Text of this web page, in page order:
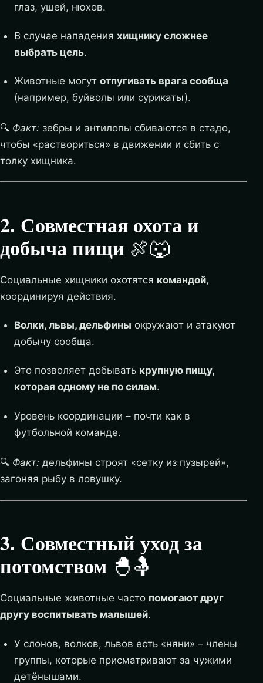
глаз, ушей, нюхов.
В случае нападения хищнику сложнее
выбрать цель.
Животные могут отпугивать врага сообща
(например, буйволы или сурикаты).
🔍 Факт: зебры и антилопы сбиваются в стадо,
чтобы «раствориться» в движении и сбить с
толку хищника.
2. Совместная охота и
добыча пищи 🍖🐺
Социальные хищники охотятся командой,
координируя действия.
Волки, львы, дельфины окружают и атакуют
добычу сообща.
Это позволяет добывать крупную пищу,
которая одному не по силам.
Уровень координации – почти как в
футбольной команде.
🔍 Факт: дельфины строят «сетку из пузырей»,
загоняя рыбу в ловушку.
3. Совместный уход за
потомством 🐣🤱
Социальные животные часто помогают друг
другу воспитывать малышей.
У слонов, волков, львов есть «няни» – члены
группы, которые присматривают за чужими
детёнышами.